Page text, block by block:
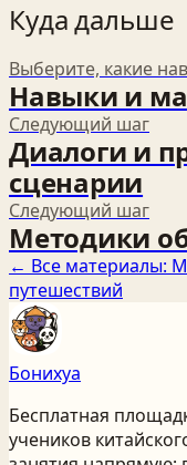
Куда дальше
Выберите, какие
Навыки и
Следующий шаг
Диалоги и
сценарии
Следующий шаг
Методики
← Все материалы:
путешествий
Бонихуа
Бесплатная
учеников